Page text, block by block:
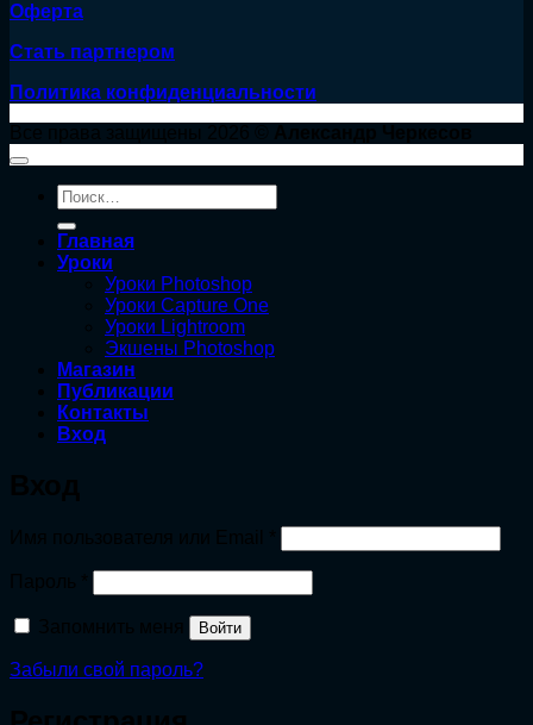
Оферта
Стать партнером
Политика конфиденциальности
Искать:
Главная
Уроки
Уроки Photoshop
Уроки Capture One
Уроки Lightroom
Экшены Photoshop
Магазин
Публикации
Контакты
Вход
Войти
Забыли свой пароль?